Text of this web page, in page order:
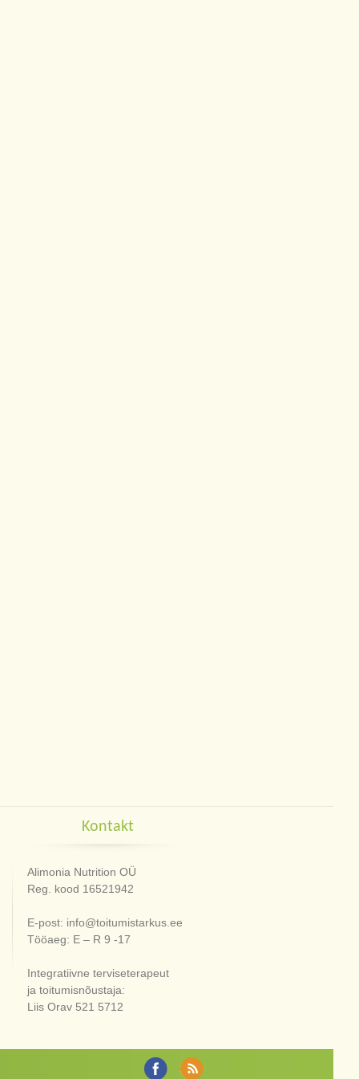
Kontakt
Alimonia Nutrition OÜ
Reg. kood 16521942
E-post: info@toitumistarkus.ee
Tööaeg: E – R 9 -17
Integratiivne terviseterapeut
ja toitumisnõustaja:
Liis Orav 521 5712